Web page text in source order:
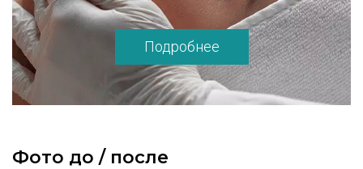
Подробнее
Фото до / после